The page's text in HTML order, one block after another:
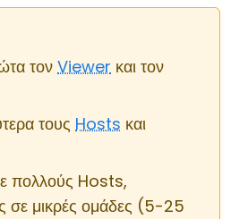
τον Viewer και τον
τους Hosts και
πολλούς Hosts,
σε μικρές ομάδες (5-25